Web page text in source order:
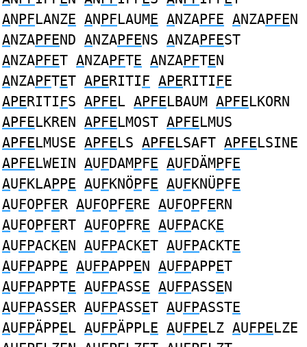
ANPFLANZE ANPFLAUME ANZAPFE ANZAPFEN
ANZAPFEND ANZAPFENS ANZAPFEST
ANZAPFET ANZAPFTE ANZAPFTEN
ANZAPFTET APERITIF APERITIFE
APERITIFS APFEL APFELBAUM APFELKORN
APFELKREN APFELMOST APFELMUS
APFELMUSE APFELS APFELSAFT APFELSINE
APFELWEIN AUFDAMPFE AUFDÄMPFE
AUFKLAPPE AUFKNÖPFE AUFKNÜPFE
AUFOPFER AUFOPFERE AUFOPFERN
AUFOPFERT AUFOPFRE AUFPACKE
AUFPACKEN AUFPACKET AUFPACKTE
AUFPAPPE AUFPAPPEN AUFPAPPET
AUFPAPPTE AUFPASSE AUFPASSEN
AUFPASSER AUFPASSET AUFPASSTE
AUFPÄPPEL AUFPÄPPLE AUFPELZ AUFPELZE